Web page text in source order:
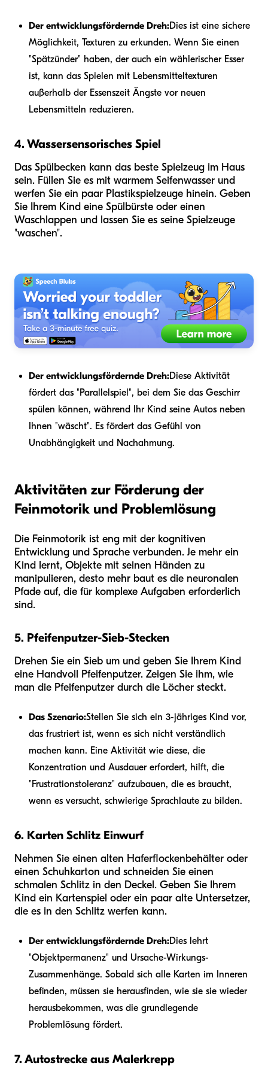
Der entwicklungsfördernde Dreh:Dies ist eine sichere
Möglichkeit, Texturen zu erkunden. Wenn Sie einen
"Spätzünder" haben, der auch ein wählerischer Esser
ist, kann das Spielen mit Lebensmitteltexturen
außerhalb der Essenszeit Ängste vor neuen
Lebensmitteln reduzieren.
4. Wassersensorisches Spiel
Das Spülbecken kann das beste Spielzeug im Haus
sein. Füllen Sie es mit warmem Seifenwasser und
werfen Sie ein paar Plastikspielzeuge hinein. Geben
Sie Ihrem Kind eine Spülbürste oder einen
Waschlappen und lassen Sie es seine Spielzeuge
"waschen".
Der entwicklungsfördernde Dreh:Diese Aktivität
fördert das "Parallelspiel", bei dem Sie das Geschirr
spülen können, während Ihr Kind seine Autos neben
Ihnen "wäscht". Es fördert das Gefühl von
Unabhängigkeit und Nachahmung.
Aktivitäten zur Förderung der
Feinmotorik und Problemlösung
Die Feinmotorik ist eng mit der kognitiven
Entwicklung und Sprache verbunden. Je mehr ein
Kind lernt, Objekte mit seinen Händen zu
manipulieren, desto mehr baut es die neuronalen
Pfade auf, die für komplexe Aufgaben erforderlich
sind.
5. Pfeifenputzer-Sieb-Stecken
Drehen Sie ein Sieb um und geben Sie Ihrem Kind
eine Handvoll Pfeifenputzer. Zeigen Sie ihm, wie
man die Pfeifenputzer durch die Löcher steckt.
Das Szenario:Stellen Sie sich ein 3-jähriges Kind vor,
das frustriert ist, wenn es sich nicht verständlich
machen kann. Eine Aktivität wie diese, die
Konzentration und Ausdauer erfordert, hilft, die
"Frustrationstoleranz" aufzubauen, die es braucht,
wenn es versucht, schwierige Sprachlaute zu bilden.
6. Karten Schlitz Einwurf
Nehmen Sie einen alten Haferflockenbehälter oder
einen Schuhkarton und schneiden Sie einen
schmalen Schlitz in den Deckel. Geben Sie Ihrem
Kind ein Kartenspiel oder ein paar alte Untersetzer,
die es in den Schlitz werfen kann.
Der entwicklungsfördernde Dreh:Dies lehrt
"Objektpermanenz" und Ursache-Wirkungs-
Zusammenhänge. Sobald sich alle Karten im Inneren
befinden, müssen sie herausfinden, wie sie sie wieder
herausbekommen, was die grundlegende
Problemlösung fördert.
7. Autostrecke aus Malerkrepp